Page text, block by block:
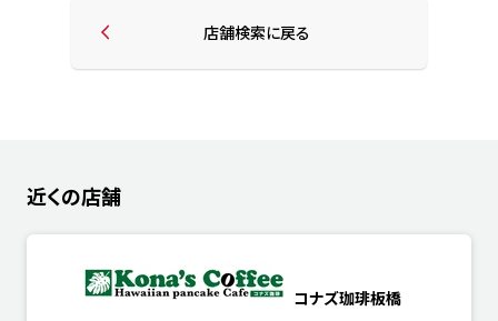
店舗検索に戻る
近くの店舗
コナズ珈琲板橋